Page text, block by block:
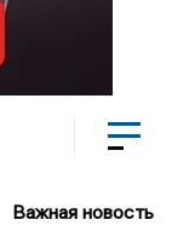
Важная новость